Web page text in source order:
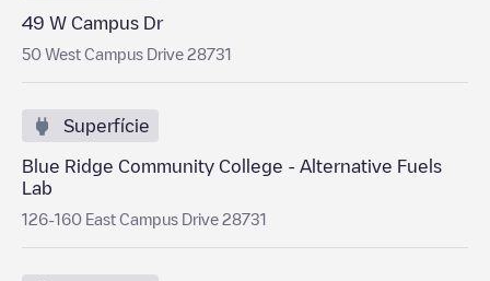
49 W Campus Dr
50 West Campus Drive 28731
Superfície
Blue Ridge Community College - Alternative Fuels
Lab
126-160 East Campus Drive 28731